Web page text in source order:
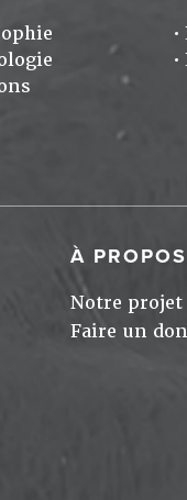
À PROPOS
Notre projet
Faire un don